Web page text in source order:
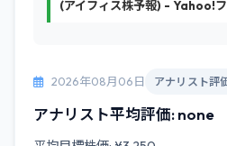
(アイフィス株予報) - Yahoo!
2026年08月06日 アナリスト評
アナリスト平均評価: none